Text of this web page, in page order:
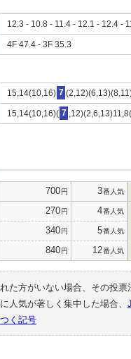
12.3 - 10.8 - 11.4 - 12.1 - 12.4 -
4F 47.4 - 3F 35.3
15,14(10,16) 7
15,14(10,16)( 7
700円 3番人気
270円 4番人気
340円 5番人気
840円 12番人気
た方がいない場合、その投票
人気が著しく集中した場合、
く記号